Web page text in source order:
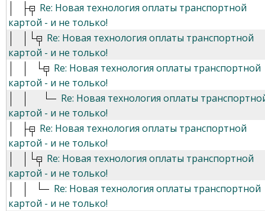
Re: Новая технология оплаты транспортной
картой - и не только!
Re: Новая технология оплаты транспортной
картой - и не только!
Re: Новая технология оплаты транспортной
картой - и не только!
Re: Новая технология оплаты
картой - и не только!
Re: Новая технология оплаты транспортной
картой - и не только!
Re: Новая технология оплаты транспортной
картой - и не только!
Re: Новая технология оплаты транспортной
картой - и не только!